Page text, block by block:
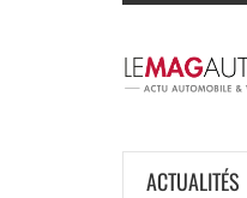
ACTUALITÉS